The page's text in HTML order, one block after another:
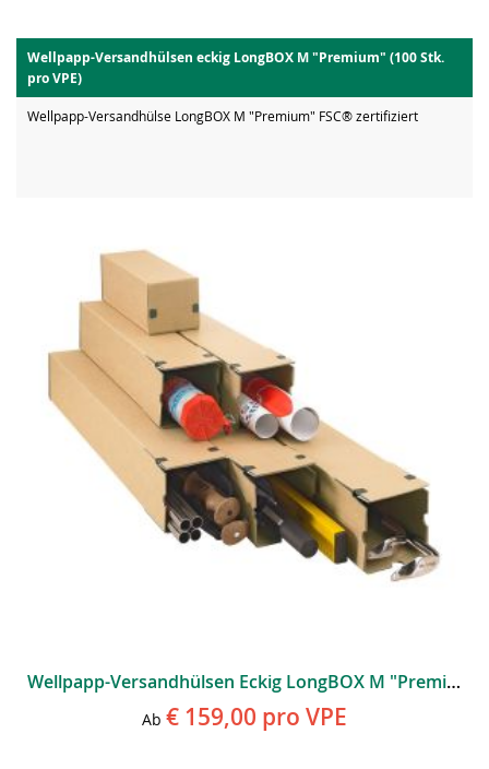
Wellpapp-Versandhülsen eckig LongBOX M "Premium" (100 Stk.
pro VPE)
Wellpapp-Versandhülse LongBOX M "Premium" FSC® zertifiziert
Wellpapp-Versandhülsen Eckig LongBOX M "Premium" (100 Stk. Pro VPE)
Ab € 159,00 pro VPE